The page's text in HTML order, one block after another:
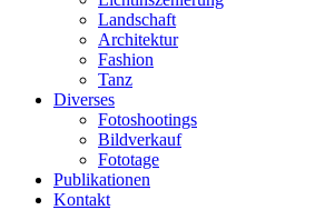
Landschaft
Architektur
Fashion
Tanz
Diverses
Fotoshootings
Bildverkauf
Fototage
Publikationen
Kontakt